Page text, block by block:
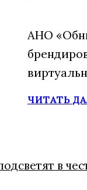
АНО
ЧИТАТЬ
в